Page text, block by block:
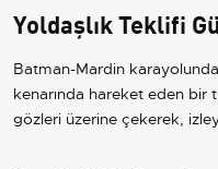
Yoldaşlık Teklifi
Batman-Mardin
kenarında hareket eden
gözleri üzerine çekerek,